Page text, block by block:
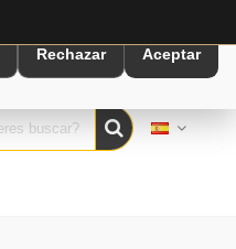
Rechazar Aceptar